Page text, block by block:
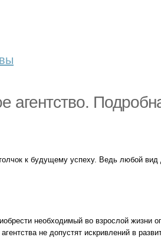
агентство.
к будущему успеху. Ведь любой вид
необходимый во взрослой жизни
не допустят искривлений в